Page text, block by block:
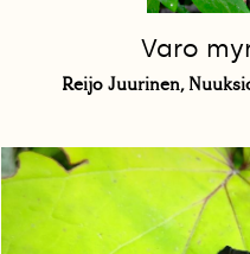
Varo
Reijo Juurinen,